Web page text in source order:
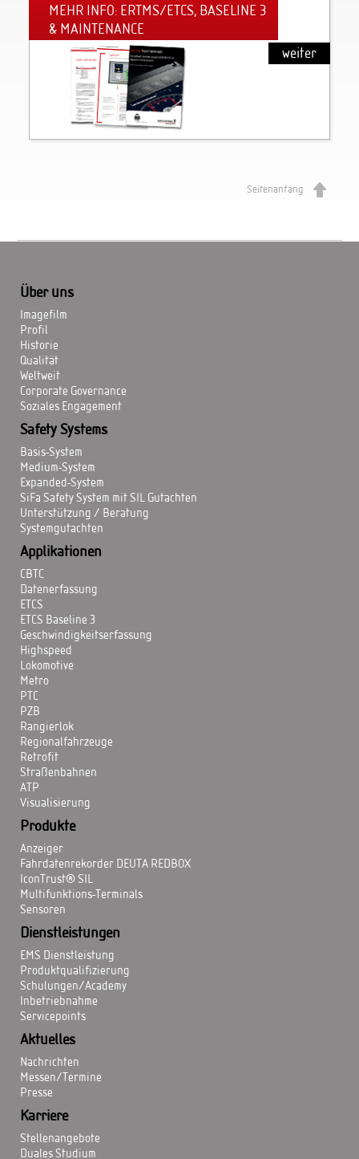
MEHR INFO: ERTMS/ETCS, BASELINE 3
& MAINTENANCE
weiter
Seitenanfang
Über uns
Imagefilm
Profil
Historie
Qualität
Weltweit
Corporate Governance
Soziales Engagement
Safety Systems
Basis-System
Medium-System
Expanded-System
SiFa Safety System mit SIL Gutachten
Unterstützung / Beratung
Systemgutachten
Applikationen
CBTC
Datenerfassung
ETCS
ETCS Baseline 3
Geschwindigkeitserfassung
Highspeed
Lokomotive
Metro
PTC
PZB
Rangierlok
Regionalfahrzeuge
Retrofit
Straßenbahnen
ATP
Visualisierung
Produkte
Anzeiger
Fahrdatenrekorder DEUTA REDBOX
IconTrust® SIL
Multifunktions-Terminals
Sensoren
Dienstleistungen
EMS Dienstleistung
Produktqualifizierung
Schulungen/Academy
Inbetriebnahme
Servicepoints
Aktuelles
Nachrichten
Messen/Termine
Presse
Karriere
Stellenangebote
Duales Studium